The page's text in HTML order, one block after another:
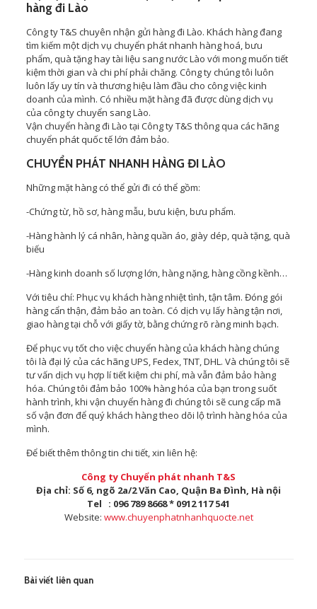
hàng đi Lào
Công ty T&S chuyên nhận gửi hàng đi Lào. Khách hàng đang
tìm kiếm một dịch vụ chuyển phát nhanh hàng hoá, bưu
phẩm, quà tặng hay tài liệu sang nước Lào với mong muốn tiết
kiệm thời gian và chi phí phải chăng. Công ty chúng tôi luôn
luôn lấy uy tín và thương hiệu làm đầu cho công việc kinh
doanh của mình. Có nhiều mặt hàng đã được dùng dịch vụ
của công ty chuyển sang Lào.
Vận chuyển hàng đi Lào tại Công ty T&S thông qua các hãng
chuyển phát quốc tế lớn đảm bảo.
CHUYỂN PHÁT NHANH HÀNG ĐI LÀO
Những mặt hàng có thể gửi đi có thể gồm:
-Chứng từ, hồ sơ, hàng mẫu, bưu kiện, bưu phẩm.
-Hàng hành lý cá nhân, hàng quần áo, giày dép, quà tặng, quà
biếu
-Hàng kinh doanh số lượng lớn, hàng nặng, hàng cồng kềnh…
Với tiêu chí: Phục vụ khách hàng nhiệt tình, tận tâm. Đóng gói
hàng cẩn thận, đảm bảo an toàn. Có dịch vụ lấy hàng tận nơi,
giao hàng tại chỗ với giấy tờ, bằng chứng rõ ràng minh bạch.
Để phục vụ tốt cho việc chuyển hàng của khách hàng chúng
tôi là đại lý của các hãng UPS, Fedex, TNT, DHL. Và chúng tôi sẽ
tư vấn dịch vụ hợp lí tiết kiệm chi phí, mà vẫn đảm bảo hàng
hóa. Chúng tôi đảm bảo 100% hàng hóa của bạn trong suốt
hành trình, khi vận chuyển hàng đi chúng tôi sẽ cung cấp mã
số vận đơn để quý khách hàng theo dõi lộ trình hàng hóa của
mình.
Để biết thêm thông tin chi tiết, xin liên hệ:
Công ty Chuyển phát nhanh T&S
Địa chỉ: Số 6, ngõ 2a/2 Văn Cao, Quận Ba Đình, Hà nội
Tel : 096 789 8668 * 0912 117 541
Website: www.chuyenphatnhanhquocte.net
Bài viết liên quan